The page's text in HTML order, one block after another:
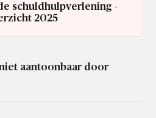
schuldhulpverlening –
2025
aantoonbaar door